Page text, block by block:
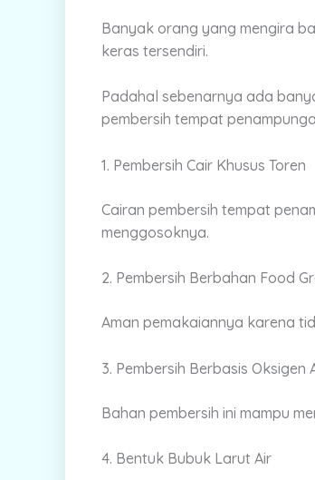
Banyak orang yang mengira
keras tersendiri.
Padahal sebenarnya ada
pembersih tempat
1. Pembersih Cair Khusus Toren
Cairan pembersih tempat
menggosoknya.
2. Pembersih Berbahan Food
Aman pemakaiannya karena
3. Pembersih Berbasis Oksigen
Bahan pembersih ini mampu
4. Bentuk Bubuk Larut Air